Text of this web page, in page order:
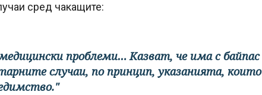
сред чакащите:
проблеми… Казват, че има с байпас
случаи, по принцип, указанията, които